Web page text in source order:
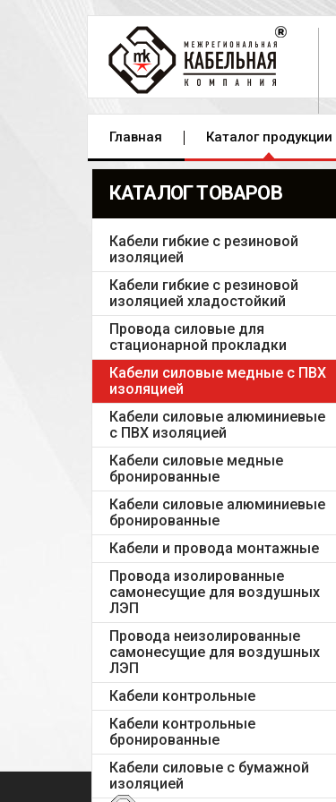
Главная Каталог продукции
КАТАЛОГ ТОВАРОВ
Кабели гибкие с резиновой
изоляцией
Кабели гибкие с резиновой
изоляцией хладостойкий
Провода силовые для
стационарной прокладки
Кабели силовые медные с ПВХ
изоляцией
Кабели силовые алюминиевые
с ПВХ изоляцией
Кабели силовые медные
бронированные
Кабели силовые алюминиевые
бронированные
Кабели и провода монтажные
Провода изолированные
самонесущие для воздушных
ЛЭП
Провода неизолированные
самонесущие для воздушных
ЛЭП
Кабели контрольные
Кабели контрольные
бронированные
Кабели силовые с бумажной
изоляцией